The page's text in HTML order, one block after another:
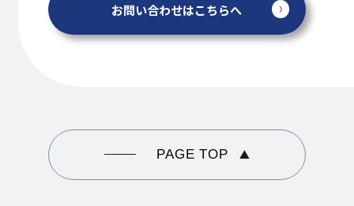
お問い合わせはこちらへ
PAGE TOP